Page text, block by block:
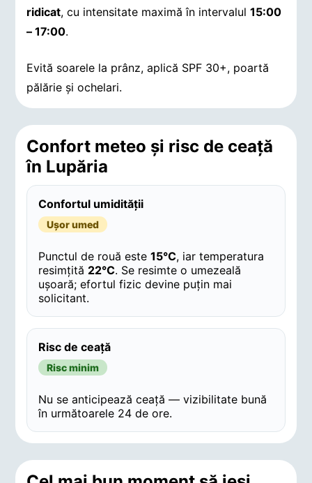
ridicat, cu intensitate maximă în intervalul15:00
– 17:00.
Evită soarele la prânz, aplică SPF 30+, poartă
pălărie și ochelari.
Confort meteo și risc de ceață
în Lupăria
Confortul umidității
Ușor umed
Punctul de rouă este15°C, iar temperatura
resimțită 22°C. Se resimte o umezeală
ușoară; efortul fizic devine puțin mai
solicitant.
Risc de ceață
Risc minim
Nu se anticipează ceață — vizibilitate bună
în următoarele 24 de ore.